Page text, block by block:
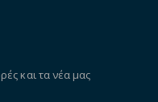
και τα νέα μας